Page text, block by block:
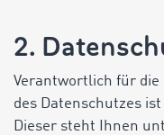
2.
Verantwortlich für
des Datenschutzes
Dieser steht Ihnen